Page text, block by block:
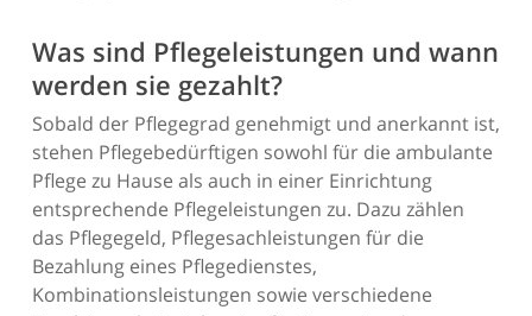
Was sind Pflegeleistungen und wann
werden sie gezahlt?
Sobald der Pflegegrad genehmigt und anerkannt ist,
stehen Pflegebedürftigen sowohl für die ambulante
Pflege zu Hause als auch in einer Einrichtung
entsprechende Pflegeleistungen zu. Dazu zählen
das Pflegegeld, Pflegesachleistungen für die
Bezahlung eines Pflegedienstes,
Kombinationsleistungen sowie verschiedene